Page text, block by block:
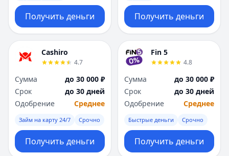
Получить деньги Получить деньги
Cashiro
4.7
Сумма
до 30 000 ₽
Срок
до 30 дней
Одобрение
Среднее
Займ на карту 24/7 Срочно
Получить деньги
Fin 5
4.8
Сумма
до 30 000 ₽
Срок
до 30 дней
Одобрение
Среднее
Быстрые деньги Срочно
Получить деньги